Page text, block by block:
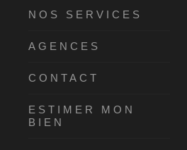
NOS SERVICES
AGENCES
CONTACT
ESTIMER MON
BIEN